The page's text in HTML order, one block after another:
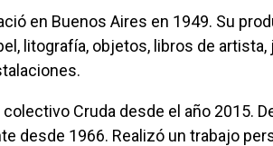
litografía, objetos, libros de
desde 1966. Realizó un trabajo